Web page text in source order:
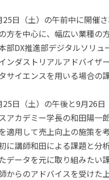
25日（土）の午前中に開催
方を中心に、幅広い業種の
部DX推進部デジタルソリ
ンダストリアルアドバイザ
サイエンスを用いる場合の
25日（土）の午後と9月26
アカデミー学長の和田陽一
適用して売上向上の施策を
に講師和田による課題と分
データを元に取り組みたい
からのアドバイスを受けた